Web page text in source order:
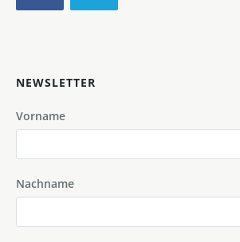
NEWSLETTER
Vorname
Nachname